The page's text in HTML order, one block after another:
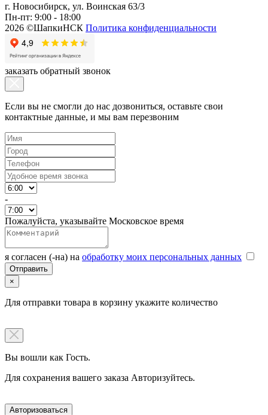
г. Новосибирск, ул. Воинская 63/3
Пн-пт: 9:00 - 18:00
2026 ©ШапкиНСК Политика конфиденциальности
заказать обратный звонок
Если вы не смогли до нас дозвониться, оставьте свои
контактные данные, и мы вам перезвоним
-
Пожалуйста, указывайте Московское время
я согласен (-на) на обработку моих персональных данных
×
Для отправки товара в корзину укажите количество
Вы вошли как Гость.
Для сохранения вашего заказа Авторизуйтесь.
Авторизоваться